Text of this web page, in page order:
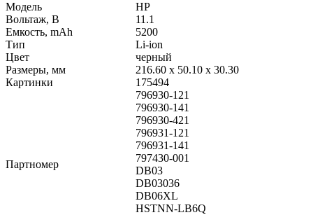
Модель
HP
Вольтаж, В
11.1
Емкость, mAh
5200
Тип
Li-ion
Цвет
черный
Размеры, мм
216.60 x 50.10 x 30.30
Картинки
175494
Партномер
796930-121
796930-141
796930-421
796931-121
796931-141
797430-001
DB03
DB03036
DB06XL
HSTNN-LB6Q